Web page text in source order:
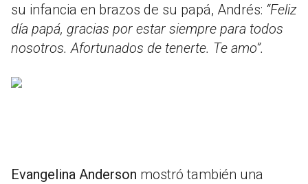
su infancia en brazos de su papá, Andrés: “Feliz
día papá, gracias por estar siempre para todos
nosotros. Afortunados de tenerte. Te amo”.
Evangelina Anderson mostró también una